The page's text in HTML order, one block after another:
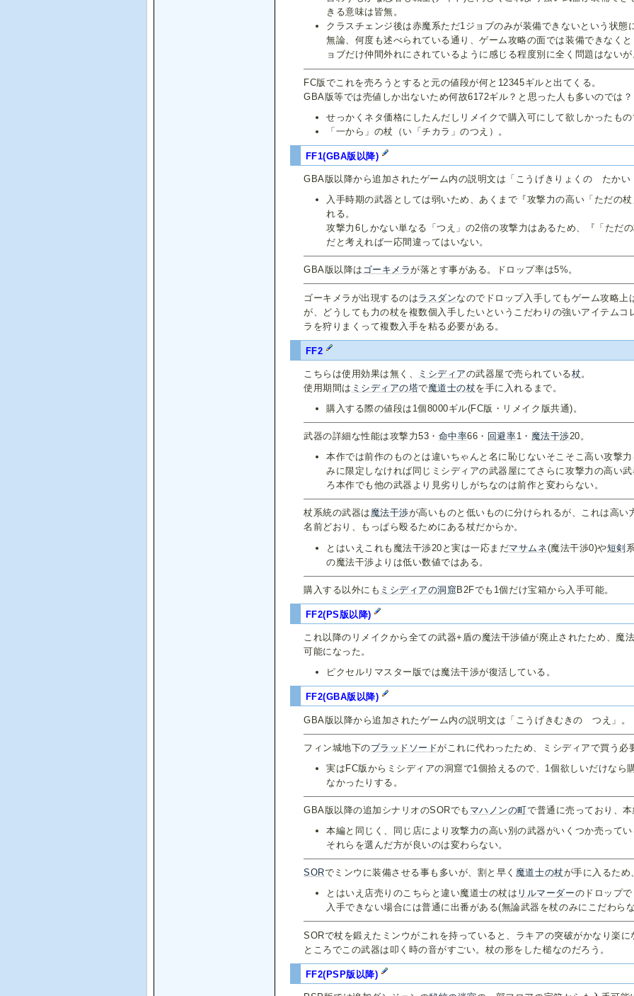
きる意味は皆無。
クラスチェンジ後は赤魔系ただ1ジョブのみが装備できないという状態
無論、何度も述べられている通り、ゲーム攻略の面では装備できなく
ョブだけ仲間外れにされているように感じる程度別に全く問題はないが
FC版でこれを売ろうとすると元の値段が何と12345ギルと出てくる。
GBA版等では売値しか出ないため何故6172ギル？と思った人も多いのでは？
せっかくネタ価格にしたんだしリメイクで購入可にして欲しかったもの
「一から」の杖（い「チカラ」のつえ）。
FF1(GBA版以降)
GBA版以降から追加されたゲーム内の説明文は「こうげきりょくの たかい
入手時期の武器としては弱いため、あくまで『攻撃力の高い「ただの
れる。
攻撃力6しかない単なる「つえ」の2倍の攻撃力はあるため、『「ただ
だと考えれば一応間違ってはいない。
GBA版以降は ゴーキメラが落とす事がある。ドロップ率は5%。
ゴーキメラが出現するのはラスダンなのでドロップ入手してもゲーム攻略上
が、どうしても力の杖を複数個入手したいというこだわりの強いアイテムコ
ラを狩りまくって複数入手を粘る必要がある。
FF2
こちらは使用効果は無く、 ミシディアの武器屋で売られている杖。
使用期間は ミシディアの塔で魔道士の杖を手に入れるまで。
購入する際の値段は1個8000ギル(FC版・リメイク版共通)。
武器の詳細な性能は攻撃力53・ 命中率66・ 回避率1・ 魔法干渉20。
本作では前作のものとは違いちゃんと名に恥じないそこそこ高い攻撃
みに限定しなければ同じミシディアの武器屋にてさらに攻撃力の高い
ろ本作でも他の武器より見劣りしがちなのは前作と変わらない。
杖系統の武器は 魔法干渉が高いものと低いものに分けられるが、これは高い
名前どおり、もっぱら殴るためにある杖だからか。
とはいえこれも魔法干渉20と実は一応まだマサムネ(魔法干渉0)や短剣
の魔法干渉よりは低い数値ではある。
購入する以外にも ミシディアの洞窟B2Fでも1個だけ宝箱から入手可能。
FF2(PS版以降)
これ以降のリメイクから全ての武器+盾の魔法干渉値が廃止されたため、魔
可能になった。
ピクセルリマスター版では魔法干渉が復活している。
FF2(GBA版以降)
GBA版以降から追加されたゲーム内の説明文は「こうげきむきの つえ」。
フィン城地下のブラッドソードがこれに代わったため、ミシディアで買う必
実はFC版からミシディアの洞窟で1個拾えるので、1個欲しいだけなら
なかったりする。
GBA版以降の追加シナリオのSORでも マハノンの町で普通に売っており、本
本編と同じく、同じ店により攻撃力の高い別の武器がいくつか売って
それらを選んだ方が良いのは変わらない。
SORでミンウに装備させる事も多いが、割と早く 魔道士の杖が手に入るため
とはいえ店売りのこちらと違い魔道士の杖は リルマーダーのドロップ
入手できない場合には普通に出番がある(無論武器を杖のみにこだわら
SORで杖を鍛えたミンウがこれを持っていると、ラキアの突破がかなり楽に
ところでこの武器は叩く時の音がすごい。杖の形をした槌なのだろう。
FF2(PSP版以降)